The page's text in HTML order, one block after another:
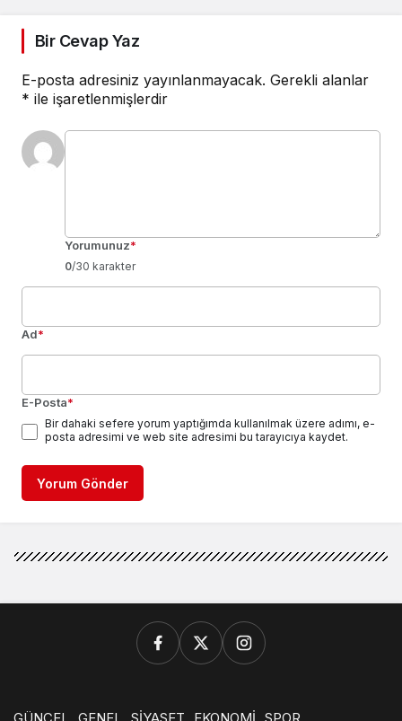
Bir Cevap Yaz
E-posta adresiniz yayınlanmayacak. Gerekli alanlar
* ile işaretlenmişlerdir
Yorumunuz*
0/30 karakter
Ad*
E-Posta*
Bir dahaki sefere yorum yaptığımda kullanılmak üzere adımı, e-
posta adresimi ve web site adresimi bu tarayıcıya kaydet.
Yorum Gönder